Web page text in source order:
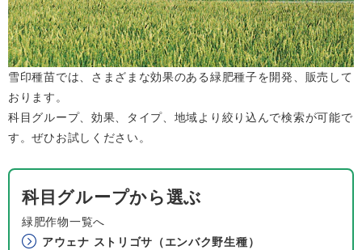
雪印種苗では、さまざまな効果のある緑肥種子を開発、販売して
おります。
科目グループ、効果、タイプ、地域より絞り込んで検索が可能で
す。ぜひお試しください。
科目グループから選ぶ
緑肥作物一覧へ
アウェナ ストリゴサ（エンバク野生種）